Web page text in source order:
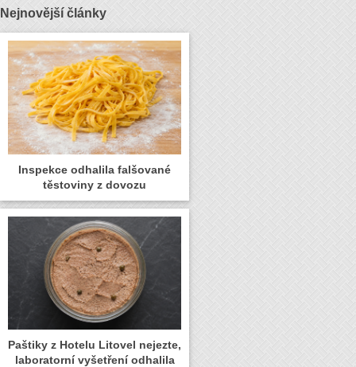
Nejnovější články
Inspekce odhalila falšované
těstoviny z dovozu
Paštiky z Hotelu Litovel nejezte,
laboratorní vyšetření odhalila